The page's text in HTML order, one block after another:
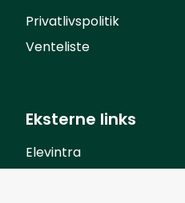
Privatlivspolitik
Venteliste
Eksterne links
Elevintra